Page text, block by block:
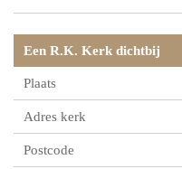
Een R.K. Kerk dichtbij
Plaats
Adres kerk
Postcode